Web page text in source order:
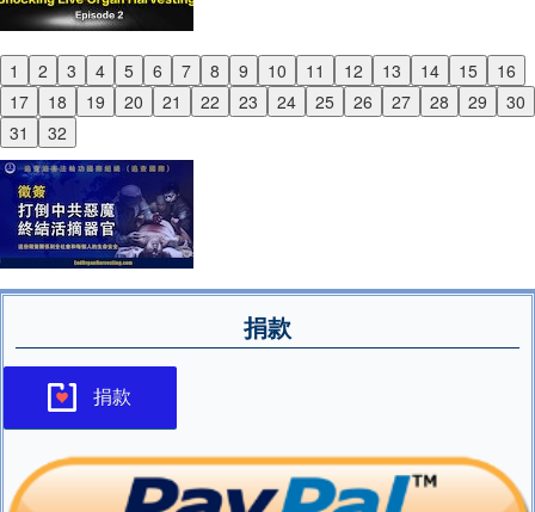
1 2 3 4 5 6 7 8 9 10 11 12 13 14 15
16
17
18 19 20 21 22 23 24 25 26 27 28 29
30
31
32
Previous
Next
捐款
捐款